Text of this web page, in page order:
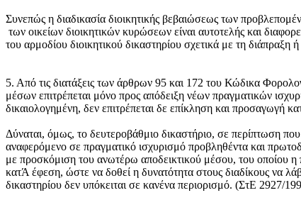
Συνεπώς η διαδικασία διοικητικής βεβαιώσεως των
των οικείων διοικητικών κυρώσεων είναι αυτοτελής και
του αρμοδίου διοικητικού δικαστηρίου σχετικά με τη διάπραξη
5. Από τις διατάξεις των άρθρων 95 και 172 του Κώδικα
μέσων επιτρέπεται μόνο προς απόδειξη νέων πραγματικών
δικαιολογημένη, δεν επιτρέπεται δε επίκληση και προσαγωγή
Δύναται, όμως, το δευτεροβάθμιο δικαστήριο, σε περίπτωση
αναφερόμενο σε πραγματικό ισχυρισμό προβληθέντα και
με προσκόμιση του ανωτέρω αποδεικτικού μέσου, του οποίου η
κατΆ έφεση, ώστε να δοθεί η δυνατότητα στους διαδίκους να
δικαστηρίου δεν υπόκειται σε κανένα περιορισμό. (ΣτΕ 2927/